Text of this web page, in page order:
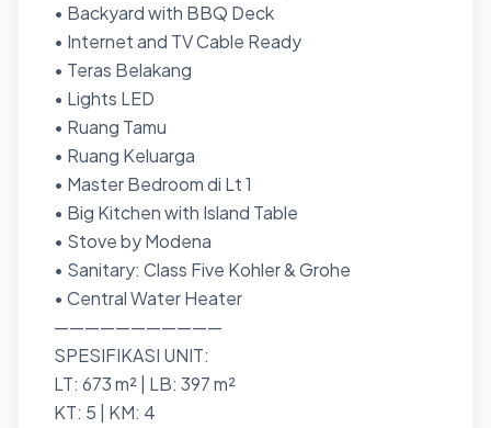
• Backyard with BBQ Deck
• Internet and TV Cable Ready
• Teras Belakang
• Lights LED
• Ruang Tamu
• Ruang Keluarga
• Master Bedroom di Lt 1
• Big Kitchen with Island Table
• Stove by Modena
• Sanitary: Class Five Kohler & Grohe
• Central Water Heater
———————————
SPESIFIKASI UNIT:
LT: 673 m² | LB: 397 m²
KT: 5 | KM: 4